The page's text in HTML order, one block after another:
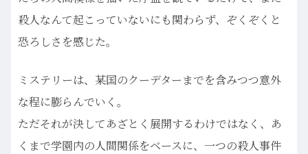
殺人なんて起こっていないにも関わらず、ぞくぞくと
恐ろしさを感じた。
ミステリーは、某国のクーデターまでを含みつつ意外
な程に膨らんでいく。
ただそれが決してあざとく展開するわけではなく、あ
くまで学園内の人間関係をベースに、一つの殺人事件